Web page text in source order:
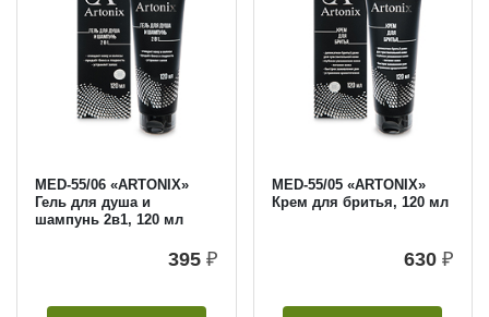
MED-55/06 «ARTONIX»
Гель для душа и
шампунь 2в1, 120 мл
395 ₽
MED-55/05 «ARTONIX»
Крем для бритья, 120 мл
630 ₽